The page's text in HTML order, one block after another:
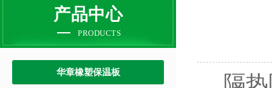
产品中心
PRODUCTS
华章橡塑保温板